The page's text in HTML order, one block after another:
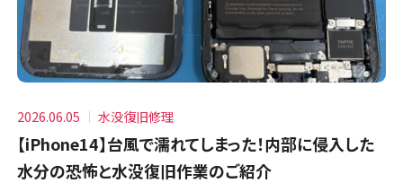
2026.06.05 水没復旧修理
【iPhone14】台風で濡れてしまった！内部に侵入した
水分の恐怖と水没復旧作業のご紹介